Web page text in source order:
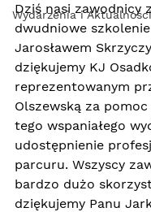
Wydarzenia i Aktualności
Dziś nasi zawodnicy
dwudniowe
Jarosławem
dziękujemy KJ
reprezentowanym
Olszewską za
tego wspaniałego
udostępnienie
parcuru. Wszyscy
bardzo dużo
dziękujemy Panu